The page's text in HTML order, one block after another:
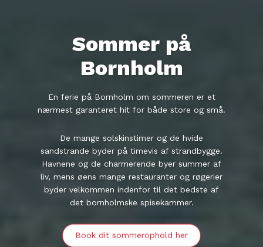
Sommer på
Bornholm
En ferie på Bornholm om sommeren er et
nærmest garanteret hit for både store og små.
De mange solskinstimer og de hvide
sandstrande byder på timevis af strandbygge.
Havnene og de charmerende byer summer af
liv, mens øens mange restauranter og røgerier
byder velkommen indenfor til det bedste af
det bornholmske spisekammer.
Book dit sommerophold her